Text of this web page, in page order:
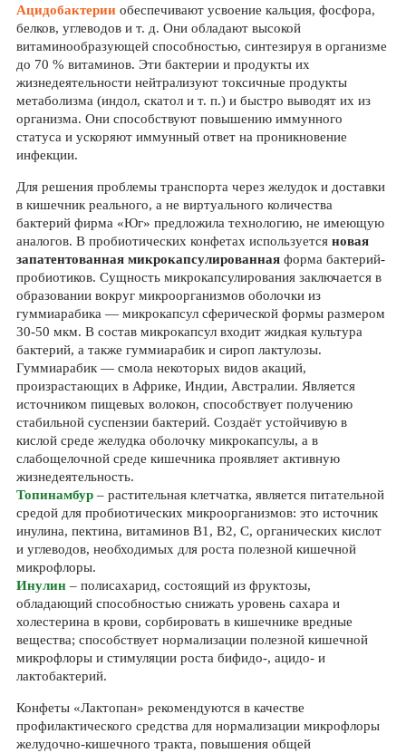
Ацидобактерии обеспечивают усвоение кальция, фосфора,
белков, углеводов и т. д. Они обладают высокой
витаминообразующей способностью, синтезируя в организме
до 70 % витаминов. Эти бактерии и продукты их
жизнедеятельности нейтрализуют токсичные продукты
метаболизма (индол, скатол и т. п.) и быстро выводят их из
организма. Они способствуют повышению иммунного
статуса и ускоряют иммунный ответ на проникновение
инфекции.
Для решения проблемы транспорта через желудок и доставки
в кишечник реального, а не виртуального количества
бактерий фирма «Юг» предложила технологию, не имеющую
аналогов. В пробиотических конфетах используется новая
запатентованная микрокапсулированнаяформа бактерий-
пробиотиков. Сущность микрокапсулирования заключается в
образовании вокруг микроорганизмов оболочки из
гуммиарабика — микрокапсул сферической формы размером
30-50 мкм. В состав микрокапсул входит жидкая культура
бактерий, а также гуммиарабик и сироп лактулозы.
Гуммиарабик — смола некоторых видов акаций,
произрастающих в Африке, Индии, Австралии. Является
источником пищевых волокон, способствует получению
стабильной суспензии бактерий. Создаёт устойчивую в
кислой среде желудка оболочку микрокапсулы, а в
слабощелочной среде кишечника проявляет активную
жизнедеятельность.
Топинамбур – растительная клетчатка, является питательной
средой для пробиотических микроорганизмов: это источник
инулина, пектина, витаминов В1, В2, С, органических кислот
и углеводов, необходимых для роста полезной кишечной
микрофлоры.
Инулин – полисахарид, состоящий из фруктозы,
обладающий способностью снижать уровень сахара и
холестерина в крови, сорбировать в кишечнике вредные
вещества; способствует нормализации полезной кишечной
микрофлоры и стимуляции роста бифидо-, ацидо- и
лактобактерий.
Конфеты «Лактопан» рекомендуются в качестве
профилактического средства для нормализации микрофлоры
желудочно-кишечного тракта, повышения общей